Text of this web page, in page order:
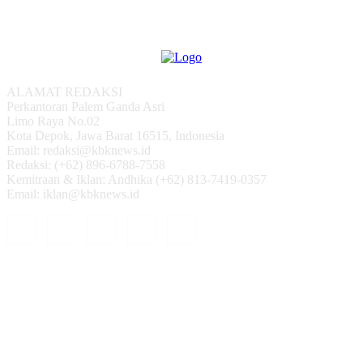
ALAMAT REDAKSI
Perkantoran Palem Ganda Asri
Limo Raya No.02
Kota Depok, Jawa Barat 16515, Indonesia
Email: redaksi@kbknews.id
Redaksi: (+62) 896-6788-7558
Kemitraan & Iklan: Andhika (+62) 813-7419-0357
Email: iklan@kbknews.id